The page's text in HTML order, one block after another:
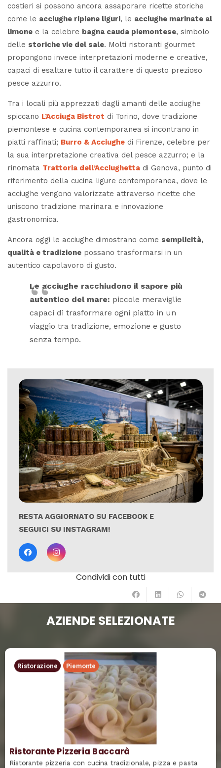
costieri si possono ancora assaporare ricette storiche
come le acciughe ripiene liguri, le acciughe marinate al
limone e la celebre bagna cauda piemontese, simbolo
delle storiche vie del sale. Molti ristoranti gourmet
propongono invece interpretazioni moderne e creative,
capaci di esaltare tutto il carattere di questo prezioso
pesce azzurro.
Tra i locali più apprezzati dagli amanti delle acciughe
spiccano L’Acciuga Bistrot di Torino, dove tradizione
piemontese e cucina contemporanea si incontrano in
piatti raffinati; Burro & Acciughe di Firenze, celebre per
la sua interpretazione creativa del pesce azzurro; e la
rinomata Trattoria dell’Acciughetta di Genova, punto di
riferimento della cucina ligure contemporanea, dove le
acciughe vengono valorizzate attraverso ricette che
uniscono tradizione marinara e innovazione
gastronomica.
Ancora oggi le acciughe dimostrano come semplicità,
qualità e tradizione possano trasformarsi in un
autentico capolavoro di gusto.
Le acciughe racchiudono il sapore più
autentico del mare: piccole meraviglie
capaci di trasformare ogni piatto in un
viaggio tra tradizione, emozione e gusto
senza tempo.
RESTA AGGIORNATO SU FACEBOOK E
SEGUICI SU INSTAGRAM!
Condividi con tutti
AZIENDE SELEZIONATE
Ristorazione Piemonte
Ristorante Pizzeria Baccarà
Ristorante pizzeria con cucina tradizionale, pizza e pasta